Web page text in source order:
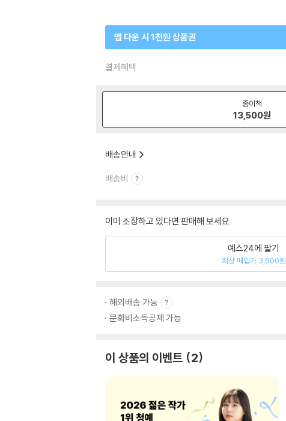
앱 다운 시 1천원 상품권
결제혜택
종이책
13,500원
배송안내
배송비
이미 소장하고 있다면 판매해 보세요.
예스24에 팔기
최상 매입가 3,500원
해외배송 가능
문화비소득공제 가능
이 상품의 이벤트 2